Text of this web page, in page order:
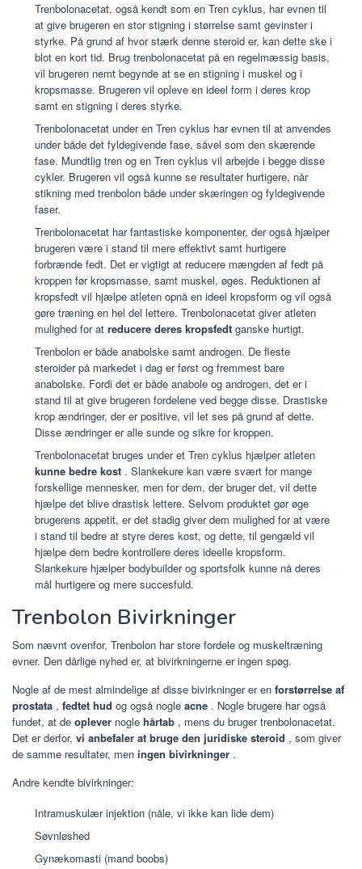
Trenbolonacetat, også kendt som en Tren cyklus, har evnen til
at give brugeren en stor stigning i størrelse samt gevinster i
styrke. På grund af hvor stærk denne steroid er, kan dette ske i
blot en kort tid. Brug trenbolonacetat på en regelmæssig basis,
vil brugeren nemt begynde at se en stigning i muskel og i
kropsmasse. Brugeren vil opleve en ideel form i deres krop
samt en stigning i deres styrke.
Trenbolonacetat under en Tren cyklus har evnen til at anvendes
under både det fyldegivende fase, såvel som den skærende
fase. Mundtlig tren og en Tren cyklus vil arbejde i begge disse
cykler. Brugeren vil også kunne se resultater hurtigere, når
stikning med trenbolon både under skæringen og fyldegivende
faser.
Trenbolonacetat har fantastiske komponenter, der også hjælper
brugeren være i stand til mere effektivt samt hurtigere
forbrænde fedt. Det er vigtigt at reducere mængden af fedt på
kroppen før kropsmasse, samt muskel, øges. Reduktionen af
kropsfedt vil hjælpe atleten opnå en ideel kropsform og vil også
gøre træning en hel del lettere. Trenbolonacetat giver atleten
mulighed for at reducere deres kropsfedt ganske hurtigt.
Trenbolon er både anabolske samt androgen. De fleste
steroider på markedet i dag er først og fremmest bare
anabolske. Fordi det er både anabole og androgen, det er i
stand til at give brugeren fordelene ved begge disse. Drastiske
krop ændringer, der er positive, vil let ses på grund af dette.
Disse ændringer er alle sunde og sikre for kroppen.
Trenbolonacetat bruges under et Tren cyklus hjælper atleten
kunne bedre kost . Slankekure kan være svært for mange
forskellige mennesker, men for dem, der bruger det, vil dette
hjælpe det blive drastisk lettere. Selvom produktet gør øge
brugerens appetit, er det stadig giver dem mulighed for at være
i stand til bedre at styre deres kost, og dette, til gengæld vil
hjælpe dem bedre kontrollere deres ideelle kropsform.
Slankekure hjælper bodybuilder og sportsfolk kunne nå deres
mål hurtigere og mere succesfuld.
Trenbolon Bivirkninger
Som nævnt ovenfor, Trenbolon har store fordele og muskeltræning
evner. Den dårlige nyhed er, at bivirkningerne er ingen spøg.
Nogle af de mest almindelige af disse bivirkninger er en forstørrelse af
prostata , fedtet hud og også nogle acne . Nogle brugere har også
fundet, at de oplever nogle hårtab , mens du bruger trenbolonacetat.
Det er derfor, vi anbefaler at bruge den juridiske steroid , som giver
de samme resultater, men ingen bivirkninger .
Andre kendte bivirkninger:
Intramuskulær injektion (nåle, vi ikke kan lide dem)
Søvnløshed
Gynækomasti (mand boobs)